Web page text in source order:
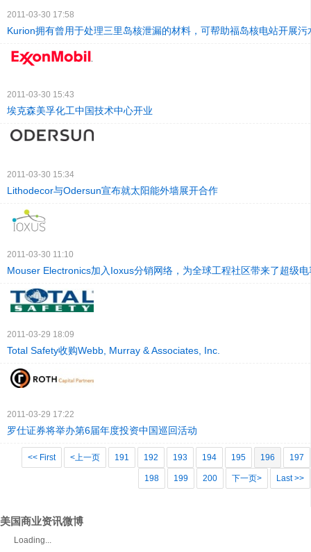
2011-03-30 17:58
Kurion拥有曾用于处理三里岛核泄漏的材料，可帮助福岛核电站开展污
2011-03-30 15:43
埃克森美孚化工中国技术中心开业
2011-03-30 15:34
Lithodecor与Odersun宣布就太阳能外墙展开合作
2011-03-30 11:10
Mouser Electronics加入Ioxus分销网络，为全球工程社区带来了超级电
2011-03-29 18:09
Total Safety收购Webb, Murray & Associates, Inc.
2011-03-29 17:22
罗仕证券将举办第6届年度投资中国巡回活动
<< First <上一页 191 192 193 194 195 196 197
198 199 200 下一页> Last >>
美国商业资讯微博
Loading...